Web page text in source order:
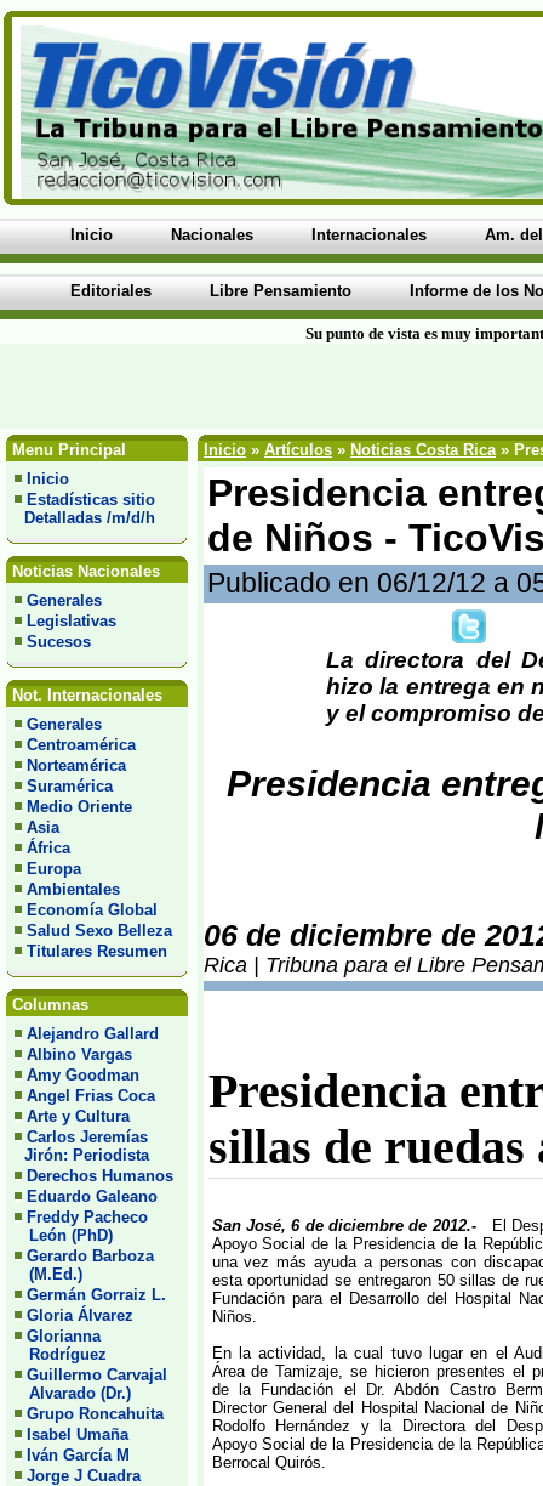
Inicio Nacionales Internacionales Am.
Editoriales Libre Pensamiento Informe de los
Su punto de vista es muy
Menu Principal
Inicio
Estadísticas sitio
Detalladas /m/d/h
Noticias Nacionales
Generales
Legislativas
Sucesos
Not. Internacionales
Generales
Centroamérica
Norteamérica
Suramérica
Medio Oriente
Asia
África
Europa
Ambientales
Economía Global
Salud Sexo Belleza
Titulares Resumen
Columnas
Alejandro Gallard
Albino Vargas
Amy Goodman
Angel Frias Coca
Arte y Cultura
Carlos Jeremías
Jirón: Periodista
Derechos Humanos
Eduardo Galeano
Freddy Pacheco
León (PhD)
Gerardo Barboza
(M.Ed.)
Germán Gorraiz L.
Gloria Álvarez
Glorianna
Rodríguez
Guillermo Carvajal
Alvarado (Dr.)
Grupo Roncahuita
Isabel Umaña
Iván García M
Jorge J Cuadra
Inicio » Artículos » Noticias Costa Rica»
Presidencia
de Niños -
Publicado en 06/12/12 a
La directora del
hizo la entrega en
y el compromiso
Presidencia
06 de diciembre de
Rica | Tribuna para el Libre
Presidencia
sillas de
San José, 6 de diciembre de 2012.-
El
Apoyo Social de la Presidencia de la
una vez más ayuda a personas con
esta oportunidad se entregaron 50 sillas de
Fundación para el Desarrollo del Hospital
Niños.
En la actividad, la cual tuvo lugar en el
Área de Tamizaje, se hicieron presentes el
de la Fundación el Dr. Abdón Castro
Director General del Hospital Nacional de
Rodolfo Hernández y la Directora del
Apoyo Social de la Presidencia de la
Berrocal Quirós.